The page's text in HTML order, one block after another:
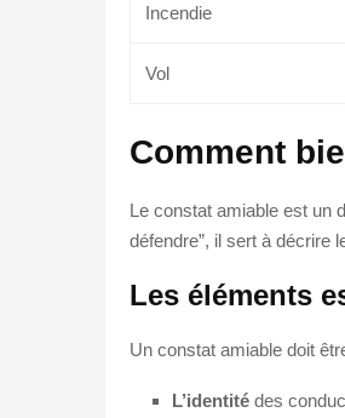
Incendie
Vol
Comment
Le constat amiable est un
défendre”, il sert à décrire
Les éléments
Un constat amiable doit
L’identité des